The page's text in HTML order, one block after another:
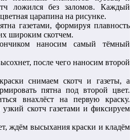
ложился без заломов. Каждый
царапина на рисунке.
газетами, формируя плавность
широким скотчем.
наносим самый тёмный
после чего наносим второй
снимаем скотч и газеты, а
пятна под второй цвет.
внахлёст на первую краску.
скотч газетами и фиксируем
ждём высыхания краски и кладём